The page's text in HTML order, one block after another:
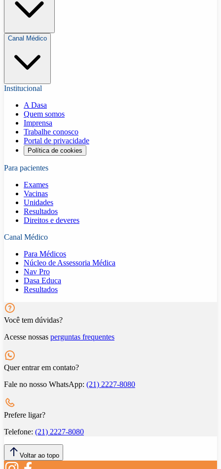
Canal Médico
Institucional
A Dasa
Quem somos
Imprensa
Trabalhe conosco
Portal de privacidade
Política de cookies
Para pacientes
Exames
Vacinas
Unidades
Resultados
Direitos e deveres
Canal Médico
Para Médicos
Núcleo de Assessoria Médica
Nav Pro
Dasa Educa
Resultados
Você tem dúvidas?
Acesse nossas perguntas frequentes
Quer entrar em contato?
Fale no nosso WhatsApp: (21) 2227-8080
Prefere ligar?
Telefone: (21) 2227-8080
Voltar ao topo